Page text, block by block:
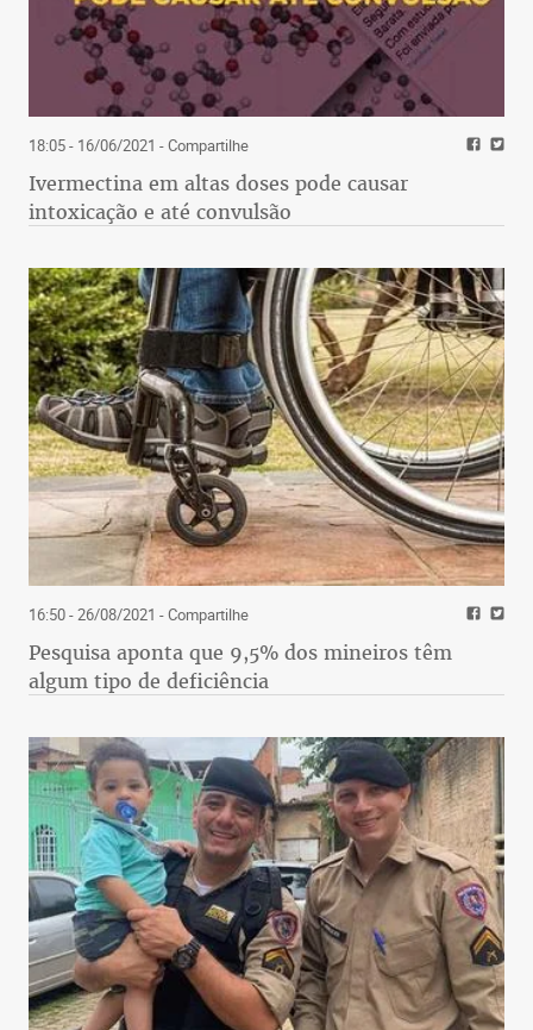
18:05 - 16/06/2021 - Compartilhe
Ivermectina em altas doses pode causar
intoxicação e até convulsão
16:50 - 26/08/2021 - Compartilhe
Pesquisa aponta que 9,5% dos mineiros têm
algum tipo de deficiência